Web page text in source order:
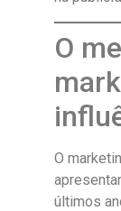
O
O
últimos